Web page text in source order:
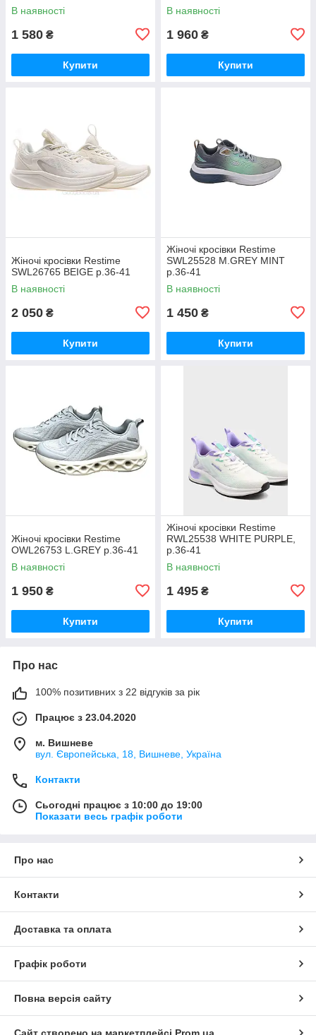
В наявності
1 580 ₴
Купити
В наявності
1 960 ₴
Купити
Жіночі кросівки Restime
SWL26765 BEIGE р.36-41
В наявності
2 050 ₴
Купити
Жіночі кросівки Restime
SWL25528 M.GREY MINT
р.36-41
В наявності
1 450 ₴
Купити
Жіночі кросівки Restime
OWL26753 L.GREY р.36-41
В наявності
1 950 ₴
Купити
Жіночі кросівки Restime
RWL25538 WHITE PURPLE,
р.36-41
В наявності
1 495 ₴
Купити
Про нас
100% позитивних з 22 відгуків за рік
Працює з 23.04.2020
м. Вишневе
вул. Європейська, 18, Вишневе, Україна
Контакти
Сьогодні працює з 10:00 до 19:00
Показати весь графік роботи
Про нас
Контакти
Доставка та оплата
Графік роботи
Повна версія сайту